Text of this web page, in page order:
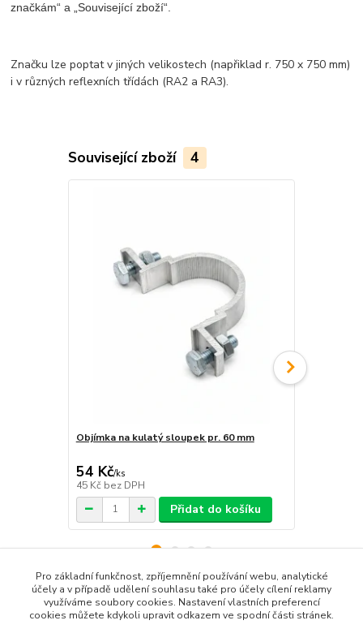
značkám“ a „Související zboží“.
Značku lze poptat v jiných velikostech (napřiklad r. 750 x 750 mm)
i v různých reflexních třídách (RA2 a RA3).
Související zboží 4
Objímka na kulatý sloupek pr. 60 mm
54 Kč/ks
45 Kč bez DPH
Přidat do košíku
Zboží zařazeno v kategoriích
Pro základní funkčnost, zpříjemnění používání webu, analytické
účely a v případě udělení souhlasu také pro účely cílení reklamy
využíváme soubory cookies. Nastavení vlastních preferencí
cookies můžete kdykoli upravit odkazem ve spodní části stránek.